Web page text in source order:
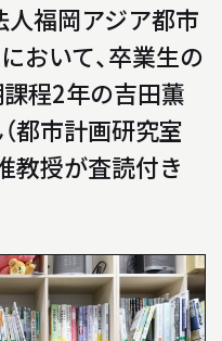
福岡アジア都市
おいて、卒業生の
程2年の吉田薫
都市計画研究室
准教授が査読付き